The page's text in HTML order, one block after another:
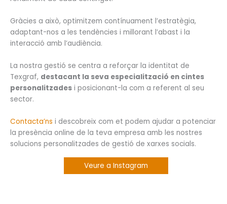
Gràcies a això, optimitzem contínuament l’estratègia,
adaptant-nos a les tendències i millorant l’abast i la
interacció amb l’audiència.
La nostra gestió se centra a reforçar la identitat de
Texgraf, destacant la seva especialització en cintes
personalitzades i posicionant-la com a referent al seu
sector.
Contacta’ns i descobreix com et podem ajudar a potenciar
la presència online de la teva empresa amb les nostres
solucions personalitzades de gestió de xarxes socials.
Veure a Instagram